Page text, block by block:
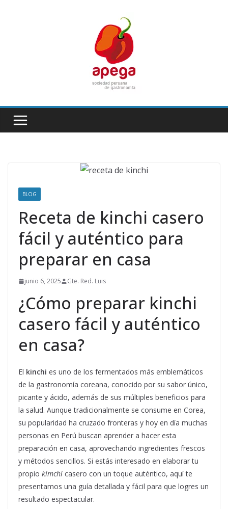
BLOG
Receta de kinchi casero
fácil y auténtico para
preparar en casa
junio 6, 2025 Gte. Red. Luis
¿Cómo preparar kinchi
casero fácil y auténtico
en casa?
El kinchi es uno de los fermentados más emblemáticos
de la gastronomía coreana, conocido por su sabor único,
picante y ácido, además de sus múltiples beneficios para
la salud. Aunque tradicionalmente se consume en Corea,
su popularidad ha cruzado fronteras y hoy en día muchas
personas en Perú buscan aprender a hacer esta
preparación en casa, aprovechando ingredientes frescos
y métodos sencillos. Si estás interesado en elaborar tu
propio kimchi casero con un toque auténtico, aquí te
presentamos una guía detallada y fácil para que logres un
resultado espectacular.